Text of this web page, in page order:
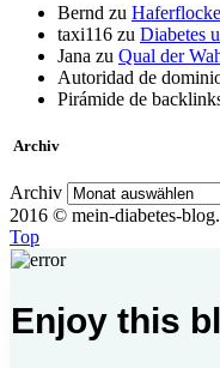
Bernd zu
taxi116 zu Diabetes
Jana zu Qual der
Autoridad de
Pirámide de
Archiv
Archiv
2016 © mein-diabetes-
Top
Enjoy this